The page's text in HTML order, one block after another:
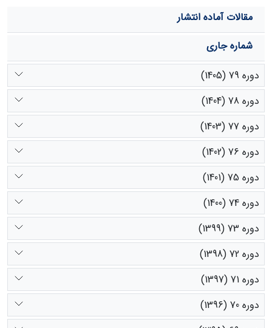
مقالات آماده انتشار
شماره جاری
دوره 79 (1405)
دوره 78 (1404)
دوره 77 (1403)
دوره 76 (1402)
دوره 75 (1401)
دوره 74 (1400)
دوره 73 (1399)
دوره 72 (1398)
دوره 71 (1397)
دوره 70 (1396)